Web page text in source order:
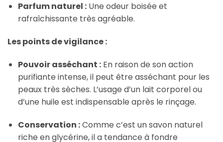
Parfum naturel :Une odeur boisée et
rafraîchissante très agréable.
Les points de vigilance :
Pouvoir asséchant :En raison de son action
purifiante intense, il peut être asséchant pour les
peaux très sèches. L’usage d’un lait corporel ou
d’une huile est indispensable après le rinçage.
Conservation :Comme c’est un savon naturel
riche en glycérine, il a tendance à fondre